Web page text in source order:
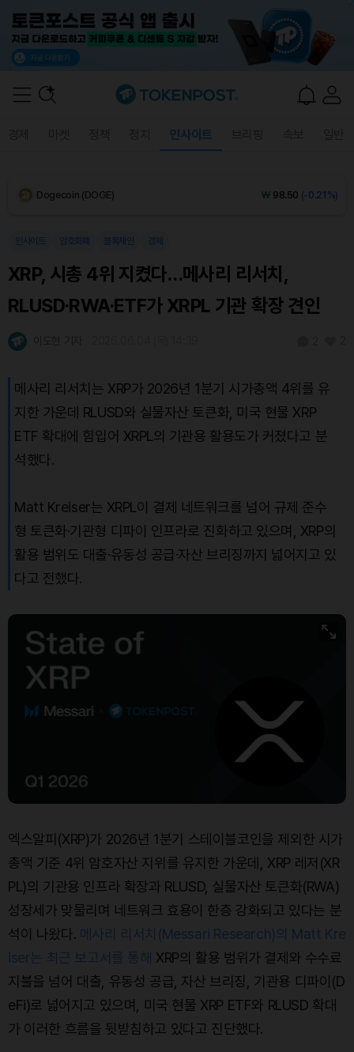
인사이트
XRP (XRP) ₩ 1,452 (-0.44%)
Dogecoin (DOGE) ₩ 98.50 (-0.21%)
Bitcoin (BTC)
인사이트 암호화폐 블록체인 경제
XRP, 시총 4위 지켰다…메사리 리서치,
RLUSD·RWA·ETF가 XRPL 기관 확장 견인
메사리 리서치는 XRP가 2026년 1분기 시가총액 4위를 유
지한 가운데 RLUSD와 실물자산 토큰화, 미국 현물 XRP
ETF 확대에 힘입어 XRPL의 기관용 활용도가 커졌다고 분
석했다.
Matt Kreiser는 XRPL이 결제 네트워크를 넘어 규제 준수
형 토큰화·기관형 디파이 인프라로 진화하고 있으며, XRP의
활용 범위도 대출·유동성 공급·자산 브리징까지 넓어지고 있
다고 전했다.
엑스알피(XRP)가 2026년 1분기 스테이블코인을 제외한 시가
총액 기준 4위 암호자산 지위를 유지한 가운데, XRP 레저(XR
PL)의 기관용 인프라 확장과 RLUSD, 실물자산 토큰화(RWA)
성장세가 맞물리며 네트워크 효용이 한층 강화되고 있다는 분
석이 나왔다. 메사리 리서치(Messari Research)의 Matt Kre
iser는 최근 보고서를 통해
XRP의 활용 범위가 결제와 수수료
지불을 넘어 대출, 유동성 공급, 자산 브리징, 기관용 디파이(D
eFi)로 넓어지고 있으며, 미국 현물 XRP ETF와 RLUSD 확대
가 이러한 흐름을 뒷받침하고 있다고 진단했다.